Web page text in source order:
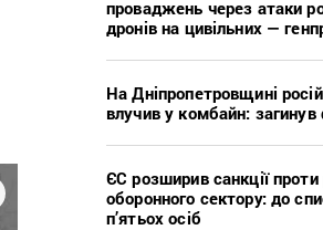
проваджень через атаки
дронів на цивільних —
На Дніпропетровщині
влучив у комбайн:
ЄС розширив санкції проти
оборонного сектору: до
п’ятьох осіб